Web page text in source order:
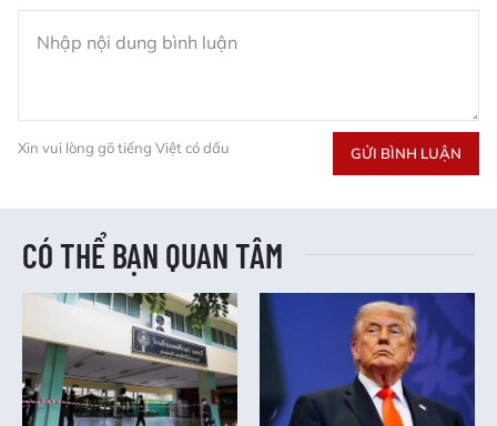
Xin vui lòng gõ tiếng Việt có dấu GỬI BÌNH LUẬN
CÓ THỂ BẠN QUAN TÂM